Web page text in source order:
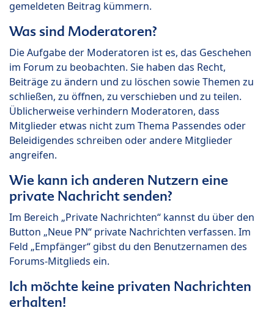
gemeldeten Beitrag kümmern.
Was sind Moderatoren?
Die Aufgabe der Moderatoren ist es, das Geschehen
im Forum zu beobachten. Sie haben das Recht,
Beiträge zu ändern und zu löschen sowie Themen zu
schließen, zu öffnen, zu verschieben und zu teilen.
Üblicherweise verhindern Moderatoren, dass
Mitglieder etwas nicht zum Thema Passendes oder
Beleidigendes schreiben oder andere Mitglieder
angreifen.
Wie kann ich anderen Nutzern eine
private Nachricht senden?
Im Bereich „Private Nachrichten“ kannst du über den
Button „Neue PN“ private Nachrichten verfassen. Im
Feld „Empfänger“ gibst du den Benutzernamen des
Forums-Mitglieds ein.
Ich möchte keine privaten Nachrichten
erhalten!